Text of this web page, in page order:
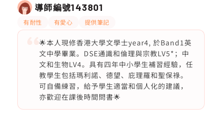
導師編號143801
有耐性 有愛心 提供筆記
🌟本人現修香港大學文學士year4, 於Band1英
文中學畢業。DSE通識和倫理與宗教LV5*；中
文和生物LV4。具有四年中小學生補習經驗，任
教學生包括瑪利諾、德望、庇理羅和聖保祿。
可自備練習，給予學生適當和個人化的建議，
亦歡迎在課後時間問書🌟